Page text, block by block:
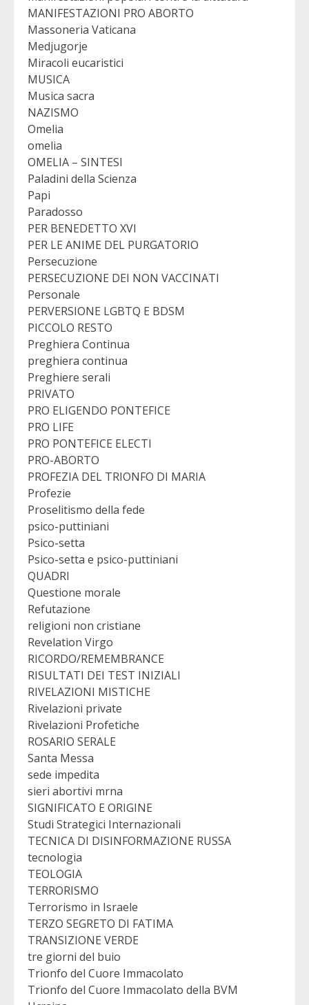
MANIFESTAZIONI PRO ABORTO
Massoneria Vaticana
Medjugorje
Miracoli eucaristici
MUSICA
Musica sacra
NAZISMO
Omelia
omelia
OMELIA – SINTESI
Paladini della Scienza
Papi
Paradosso
PER BENEDETTO XVI
PER LE ANIME DEL PURGATORIO
Persecuzione
PERSECUZIONE DEI NON VACCINATI
Personale
PERVERSIONE LGBTQ E BDSM
PICCOLO RESTO
Preghiera Continua
preghiera continua
Preghiere serali
PRIVATO
PRO ELIGENDO PONTEFICE
PRO LIFE
PRO PONTEFICE ELECTI
PRO-ABORTO
PROFEZIA DEL TRIONFO DI MARIA
Profezie
Proselitismo della fede
psico-puttiniani
Psico-setta
Psico-setta e psico-puttiniani
QUADRI
Questione morale
Refutazione
religioni non cristiane
Revelation Virgo
RICORDO/REMEMBRANCE
RISULTATI DEI TEST INIZIALI
RIVELAZIONI MISTICHE
Rivelazioni private
Rivelazioni Profetiche
ROSARIO SERALE
Santa Messa
sede impedita
sieri abortivi mrna
SIGNIFICATO E ORIGINE
Studi Strategici Internazionali
TECNICA DI DISINFORMAZIONE RUSSA
tecnologia
TEOLOGIA
TERRORISMO
Terrorismo in Israele
TERZO SEGRETO DI FATIMA
TRANSIZIONE VERDE
tre giorni del buio
Trionfo del Cuore Immacolato
Trionfo del Cuore Immacolato della BVM